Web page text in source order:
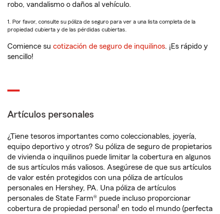
robo, vandalismo o daños al vehículo.
1. Por favor, consulte su póliza de seguro para ver a una lista completa de la
propiedad cubierta y de las pérdidas cubiertas.
Comience su cotización de seguro de inquilinos. ¡Es rápido y
sencillo!
Artículos personales
¿Tiene tesoros importantes como coleccionables, joyería,
equipo deportivo y otros? Su póliza de seguro de propietarios
de vivienda o inquilinos puede limitar la cobertura en algunos
de sus artículos más valiosos. Asegúrese de que sus artículos
de valor estén protegidos con una póliza de artículos
personales en Hershey, PA. Una póliza de artículos
personales de State Farm® puede incluso proporcionar
cobertura de propiedad personal 1 en todo el mundo (perfecta